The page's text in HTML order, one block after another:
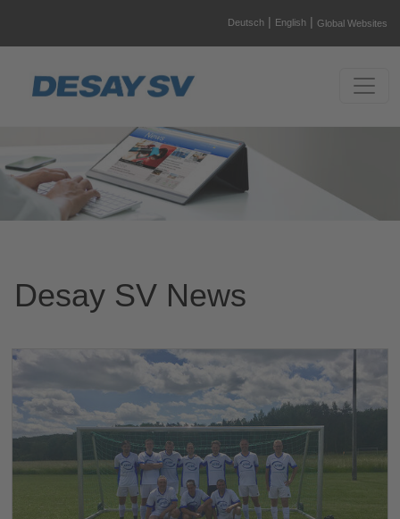
Deutsch | English | Global Websites
Desay SV News